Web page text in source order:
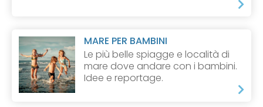
MARE PER BAMBINI
Le più belle spiagge e località di
mare dove andare con i bambini.
Idee e reportage.